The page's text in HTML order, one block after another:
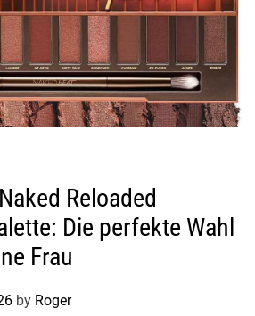
y
n
d
S
v
o
l
Reloaded
Die perfekte Wahl
Frau
by Roger